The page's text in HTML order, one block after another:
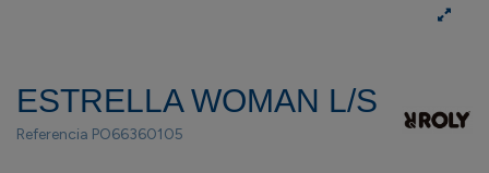
ESTRELLA WOMAN L/S
Referencia PO66360105